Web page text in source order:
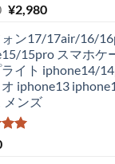
評価
元
価
格
は
¥4,250
で
し
¥2,980現
の
価
格
は
ン17/17air/16/
15pro スマホケ
イト iphone14/
iphone13
メンズ